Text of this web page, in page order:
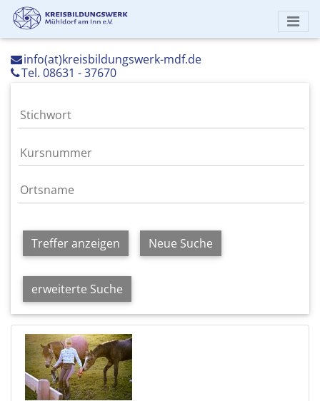
info(at)kreisbildungswerk-mdf.de
Tel. 08631 - 37670
Treffer anzeigen Neue Suche
erweiterte Suche